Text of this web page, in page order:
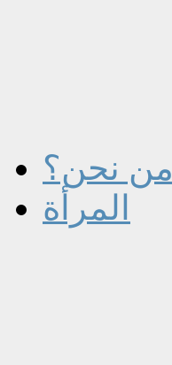
من نحن؟
المرأة